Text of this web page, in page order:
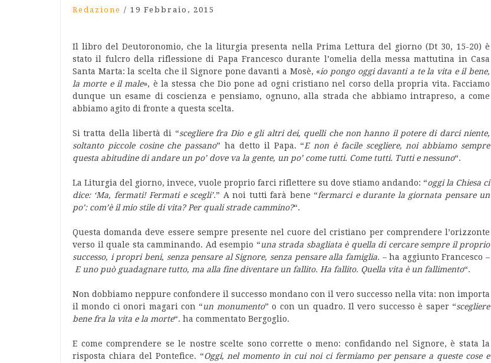
Redazione / 19 Febbraio, 2015
Il libro del Deutoronomio, che la liturgia presenta nella Prima Lettura del giorno (Dt 30, 15-20) è
stato il fulcro della riflessione di Papa Francesco durante l’omelia della messa mattutina in Casa
Santa Marta: la scelta che il Signore pone davanti a Mosè, «io pongo oggi davanti a te la vita e il bene,
la morte e il male», è la stessa che Dio pone ad ogni cristiano nel corso della propria vita. Facciamo
dunque un esame di coscienza e pensiamo, ognuno, alla strada che abbiamo intrapreso, a come
abbiamo agito di fronte a questa scelta.
Si tratta della libertà di “scegliere fra Dio e gli altri dei, quelli che non hanno il potere di darci niente,
soltanto piccole cosine che passano” ha detto il Papa. “E non è facile scegliere, noi abbiamo sempre
questa abitudine di andare un po’ dove va la gente, un po’ come tutti. Come tutti. Tutti e nessuno“.
La Liturgia del giorno, invece, vuole proprio farci riflettere su dove stiamo andando: “oggi la Chiesa ci
dice: ‘Ma, fermati! Fermati e scegli’.” A noi tutti farà bene “fermarci e durante la giornata pensare un
po’: com’è il mio stile di vita? Per quali strade cammino?“.
Questa domanda deve essere sempre presente nel cuore del cristiano per comprendere l’orizzonte
verso il quale sta camminando. Ad esempio “una strada sbagliata è quella di cercare sempre il proprio
successo, i propri beni, senza pensare al Signore, senza pensare alla famiglia. – ha aggiunto Francesco –
E uno può guadagnare tutto, ma alla fine diventare un fallito. Ha fallito. Quella vita è un fallimento“.
Non dobbiamo neppure confondere il successo mondano con il vero successo nella vita: non importa
il mondo ci onori magari con “un monumento” o con un quadro. Il vero successo è saper “scegliere
bene fra la vita e la morte“. ha commentato Bergoglio.
E come comprendere se le nostre scelte sono corrette o meno: confidando nel Signore, è stata la
risposta chiara del Pontefice. “Oggi, nel momento in cui noi ci fermiamo per pensare a queste cose e